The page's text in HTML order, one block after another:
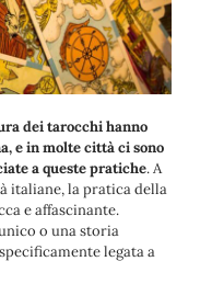
dei tarocchi hanno
e in molte città ci sono
a queste pratiche. A
italiane, la pratica della
e affascinante.
o una storia
legata a